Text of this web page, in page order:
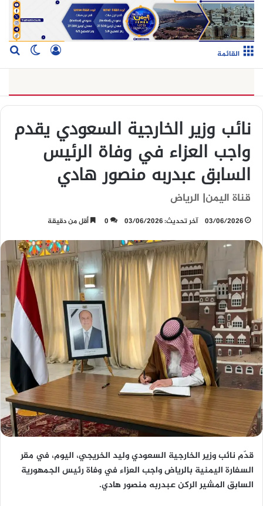
تسجيل القائمة
نائب وزير الخارجية السعودي يقدم
واجب العزاء في وفاة الرئيس
السابق عبدربه منصور هادي
قناة اليمن| الرياض
03/06/2026 آخر تحديث: 03/06/2026 0 أقل من دقيقة
قدّم نائب وزير الخارجية السعودي وليد الخريجي، اليوم، في مقر
السفارة اليمنية بالرياض واجب العزاء في وفاة رئيس الجمهورية
السابق المشير الركن عبدربه منصور هادي.